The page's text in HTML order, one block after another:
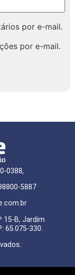
por e-mail.
por e-mail.
0388,
5887
15-B, Jardim
65.075-330.